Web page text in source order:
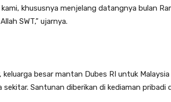
khususnya menjelang datangnya bulan
SWT,” ujarnya.
keluarga besar mantan Dubes RI untuk
Santunan diberikan di kediaman pribadi